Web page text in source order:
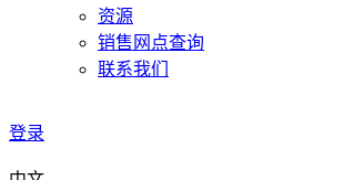
资源
销售网点查询
联系我们
登录